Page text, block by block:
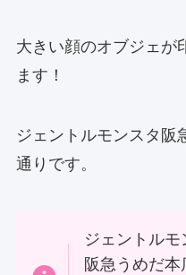
大きい顔のオブジェが
ます！
ジェントルモンスタ阪
通りです。
ジェントル
阪急うめだ本